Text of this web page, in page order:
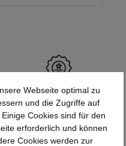
Topmarken
Faire Preise
Webseite optimal zu
und die Zugriffe auf
Cookies sind für den
erforderlich und können
Cookies werden zur